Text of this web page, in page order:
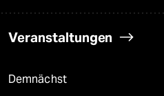
Veranstaltungen
Demnächst